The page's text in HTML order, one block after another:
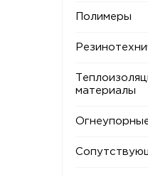
Полимеры
материалы